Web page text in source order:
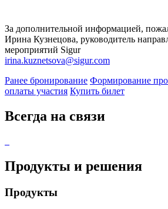
За дополнительной информацией,
Ирина Кузнецова, руководитель
мероприятий Sigur
irina.kuznetsova@sigur.com
Ранее бронирование Формирование
оплаты участия Купить билет
Всегда на связи
Продукты и решения
Продукты